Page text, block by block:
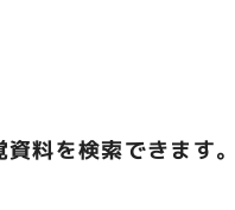
料を検索できま